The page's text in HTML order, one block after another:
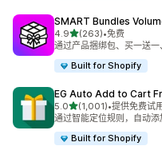
SMART Bundles
4.9星（满分 5 星）
(263)
总共 263 条评论
•免费
通过产品捆绑包、买一送
Built for Shopify
EG Auto Add to Cart
5.0星（满分 5 星）
(1,001)
总共 1001 条评论
•提供免费试用
通过智能定位规则，自动
Built for Shopify